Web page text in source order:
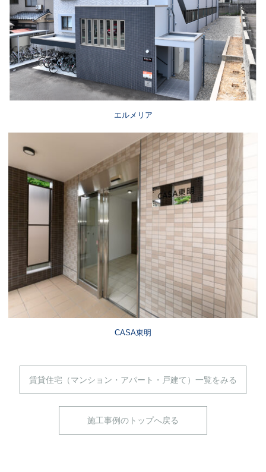
エルメリア
CASA東明
賃貸住宅（マンション・アパート・戸建て）一覧をみる
施工事例のトップへ戻る